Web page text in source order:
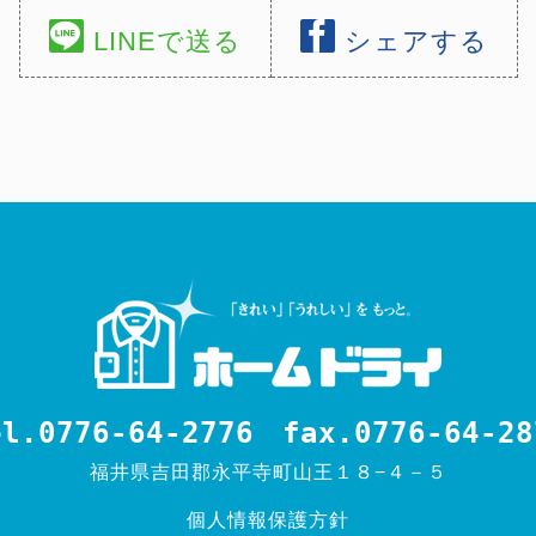
LINEで送る シェアする
64-2776 fax.0776-64-
福井県吉田郡永平寺町山王１８−４－５
個人情報保護方針